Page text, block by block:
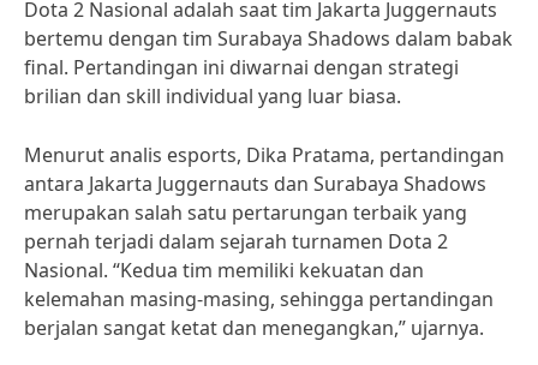
Dota 2 Nasional adalah saat tim Jakarta Juggernauts
bertemu dengan tim Surabaya Shadows dalam babak
final. Pertandingan ini diwarnai dengan strategi
brilian dan skill individual yang luar biasa.
Menurut analis esports, Dika Pratama, pertandingan
antara Jakarta Juggernauts dan Surabaya Shadows
merupakan salah satu pertarungan terbaik yang
pernah terjadi dalam sejarah turnamen Dota 2
Nasional. “Kedua tim memiliki kekuatan dan
kelemahan masing-masing, sehingga pertandingan
berjalan sangat ketat dan menegangkan,” ujarnya.